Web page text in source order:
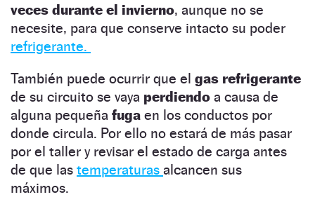
veces durante el invierno, aunque no se
necesite, para que conserve intacto su poder
refrigerante.
También puede ocurrir que el gas refrigerante
de su circuito se vaya perdiendo a causa de
alguna pequeña fuga en los conductos por
donde circula. Por ello no estará de más pasar
por el taller y revisar el estado de carga antes
de que las temperaturas alcancen sus
máximos.